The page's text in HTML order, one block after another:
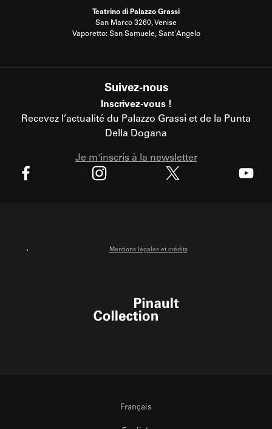
Teatrino di Palazzo Grassi
San Marco 3260, Venise
Vaporetto: San Samuele, Sant'Angelo
Suivez-nous
Inscrivez-vous !
Recevez l’actualité du Palazzo Grassi et de la Punta
Della Dogana
Je m'inscris à la newsletter
Mentions légales et crédits
Français